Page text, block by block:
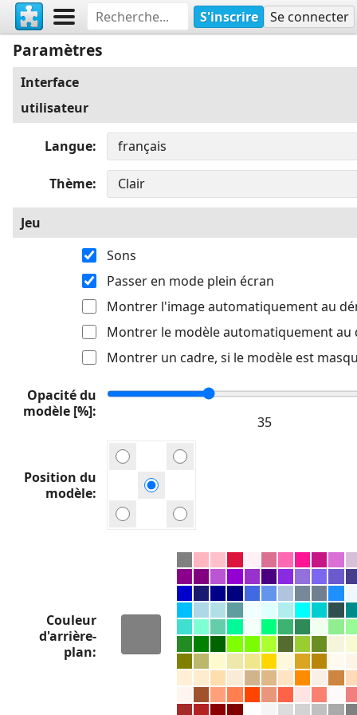
S'inscrire Se connecter
Paramètres
Interface
utilisateur
Langue
Thème
Jeu
Sons
Passer en mode plein écran
Montrer l'image automatiquement au
Montrer le modèle automatiquement au
Montrer un cadre, si le modèle est
Opacité du
modèle [%]
Position du
modèle
Couleur
d'arrière-
plan